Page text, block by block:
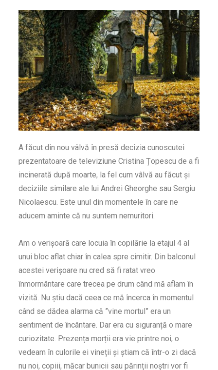
A făcut din nou vâlvă în presă decizia cunoscutei
prezentatoare de televiziune Cristina Țopescu de a fi
incinerată după moarte, la fel cum vâlvă au făcut și
deciziile similare ale lui Andrei Gheorghe sau Sergiu
Nicolaescu. Este unul din momentele în care ne
aducem aminte că nu suntem nemuritori.
Am o verișoară care locuia în copilărie la etajul 4 al
unui bloc aflat chiar în calea spre cimitir. Din balconul
acestei verișoare nu cred să fi ratat vreo
înmormântare care trecea pe drum când mă aflam în
vizită. Nu știu dacă ceea ce mă încerca în momentul
când se dădea alarma că ”vine mortul” era un
sentiment de încântare. Dar era cu siguranță o mare
curiozitate. Prezența morții era vie printre noi, o
vedeam în culorile ei vineții și știam că într-o zi dacă
nu noi, copiii, măcar bunicii sau părinții noștri vor fi